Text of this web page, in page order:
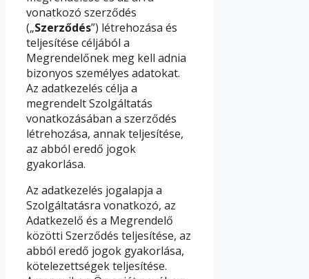
vonatkozó szerződés
(„Szerződés”) létrehozása és
teljesítése céljából a
Megrendelőnek meg kell adnia
bizonyos személyes adatokat.
Az adatkezelés célja a
megrendelt Szolgáltatás
vonatkozásában a szerződés
létrehozása, annak teljesítése,
az abból eredő jogok
gyakorlása.
Az adatkezelés jogalapja a
Szolgáltatásra vonatkozó, az
Adatkezelő és a Megrendelő
közötti Szerződés teljesítése, az
abból eredő jogok gyakorlása,
kötelezettségek teljesítése.